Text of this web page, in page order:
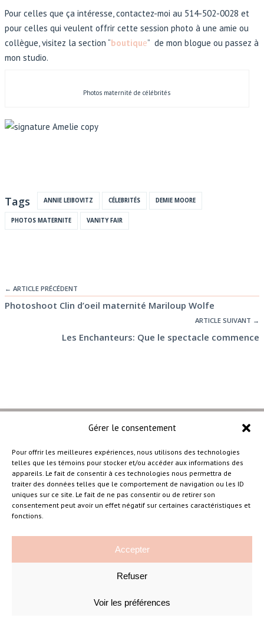
Gérer le consentement
Pour offrir les meilleures expériences, nous utilisons des technologies
telles que les témoins pour stocker et/ou accéder aux informations des
appareils. Le fait de consentir à ces technologies nous permettra de
traiter des données telles que le comportement de navigation ou les ID
uniques sur ce site. Le fait de ne pas consentir ou de retirer son
consentement peut avoir un effet négatif sur certaines caractéristiques et
fonctions.
Accepter
Refuser
Voir les préférences
Pour celles que ça intéresse, contactez-moi au 514-502-0028 et
pour celles qui veulent offrir cette session photo à une amie ou
collègue, visitez la section “boutique” de mon blogue ou passez à
mon studio.
Photos maternité de célébrités
Tags ANNIE LEIBOVITZ CÉLEBRITÉS DEMIE MOORE
PHOTOS MATERNITE VANITY FAIR
← ARTICLE PRÉCÉDENT
Photoshoot Clin d’oeil maternité Mariloup Wolfe
ARTICLE SUIVANT →
Les Enchanteurs: Que le spectacle commence
–
Amélie Cousineau Photographe
©Amelie Cousineau Photographe